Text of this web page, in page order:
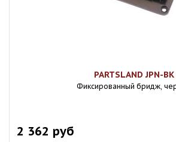
PARTSLAND JPN-BK
Фиксированный бридж,
2 362 руб